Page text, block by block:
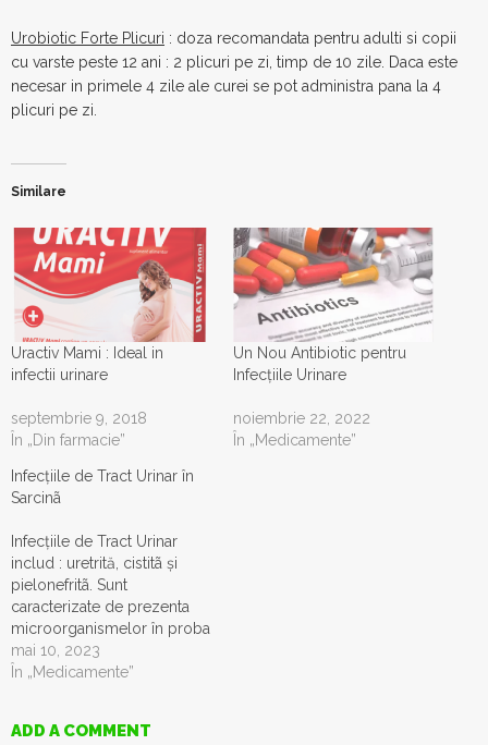
Urobiotic Forte Plicuri : doza recomandata pentru adulti si copii
cu varste peste 12 ani : 2 plicuri pe zi, timp de 10 zile. Daca este
necesar in primele 4 zile ale curei se pot administra pana la 4
plicuri pe zi.
Similare
Uractiv Mami : Ideal in
infectii urinare
septembrie 9, 2018
În „Din farmacie”
Un Nou Antibiotic pentru
Infecţiile Urinare
noiembrie 22, 2022
În „Medicamente”
Infecțiile de Tract Urinar în
Sarcinã
Infecțiile de Tract Urinar
includ : uretrită, cistitã și
pielonefritã. Sunt
caracterizate de prezenta
microorganismelor în proba
de urinã prelevată
corespunzător, fără
capacitatea de a invada
mai 10, 2023
În „Medicamente”
ADD A COMMENT